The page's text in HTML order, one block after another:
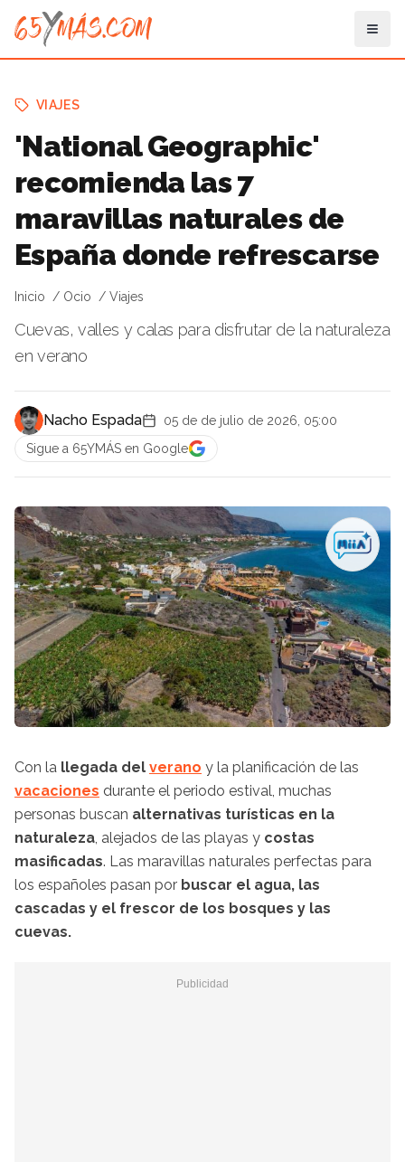
VIAJES
'National Geographic'
recomienda las 7
maravillas naturales de
España donde refrescarse
Inicio Ocio Viajes
Cuevas, valles y calas para disfrutar de la naturaleza
en verano
Nacho Espada
05 de de julio de 2026, 05:00
Sigue a 65YMÁS en Google
Con la llegada del verano y la planificación de las
vacaciones durante el periodo estival, muchas
personas buscan alternativas turísticas en la
naturaleza, alejados de las playas y costas
masificadas. Las maravillas naturales perfectas para
los españoles pasan por buscar el agua, las
cascadas y el frescor de los bosques y las
cuevas.